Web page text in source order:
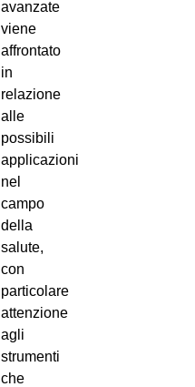
avanzate
viene
affrontato
in
relazione
alle
possibili
applicazioni
nel
campo
della
salute,
con
particolare
attenzione
agli
strumenti
che